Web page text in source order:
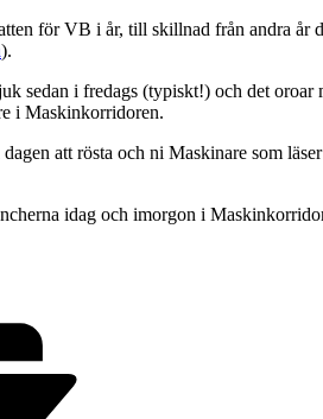
för VB i år, till skillnad från andra år
).
sedan i fredags (typiskt!) och det
i Maskinkorridoren.
att rösta och ni Maskinare som
idag och imorgon i